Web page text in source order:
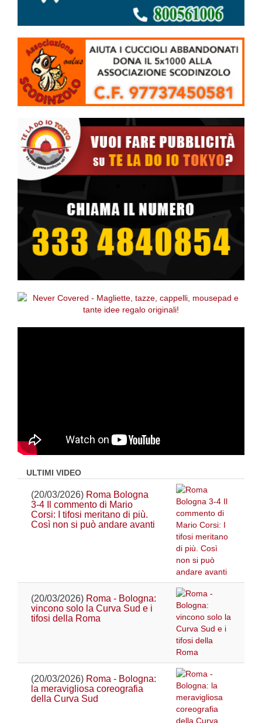
ULTIMI VIDEO
(20/03/2026) Roma Bologna
3-4 Il commento di Mario
Corsi: I tifosi meritano di più.
Così non si può andare avanti
(20/03/2026) Roma - Bologna:
vincono solo la Curva Sud e i
tifosi della Roma
(20/03/2026) Roma - Bologna:
la meravigliosa coreografia
della Curva Sud